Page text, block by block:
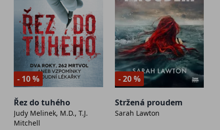
- 10 %
Řez do tuhého
Judy Melinek, M.D., T.J.
Mitchell
- 20 %
Stržená proudem
Sarah Lawton